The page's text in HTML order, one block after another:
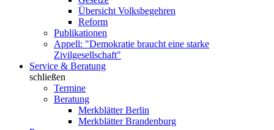
Übersicht Volksbegehren
Reform
Publikationen
Appell: "Demokratie braucht eine starke
Zivilgesellschaft"
Service & Beratung
schließen
Termine
Beratung
Merkblätter Berlin
Merkblätter Brandenburg